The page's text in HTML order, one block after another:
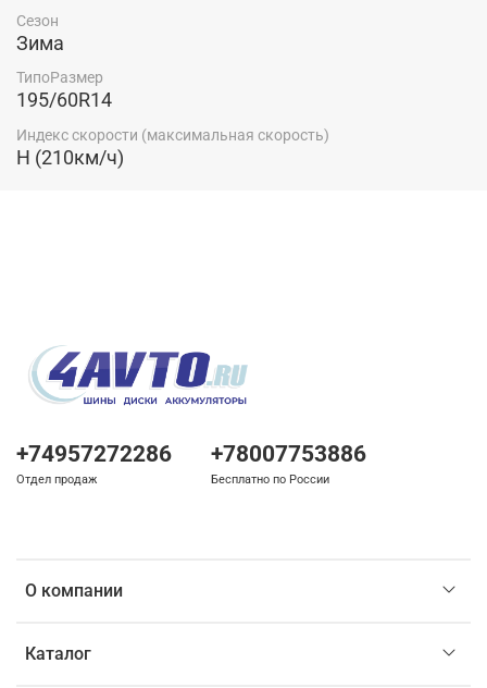
Сезон
Зима
ТипоРазмер
195/60R14
Индекс скорости (максимальная скорость)
H (210км/ч)
О компании
Каталог
+74957272286
Отдел продаж
+78007753886
Бесплатно по России